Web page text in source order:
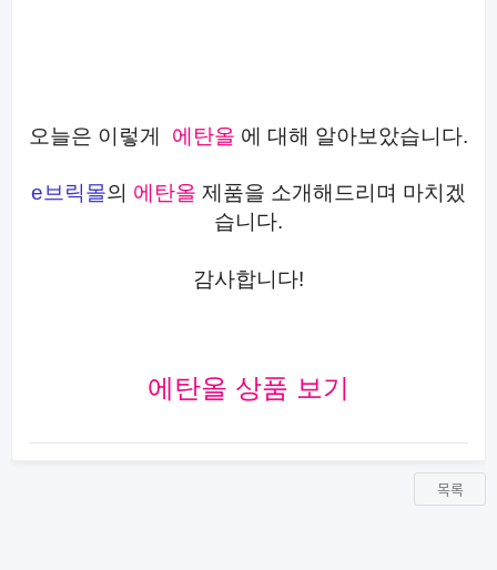
오늘은 이렇게 에탄올 에 대해 알아보았습니다.
e브릭몰의 에탄올 제품을 소개해드리며 마치겠
습니다.
감사합니다!
에탄올 상품 보기
목록